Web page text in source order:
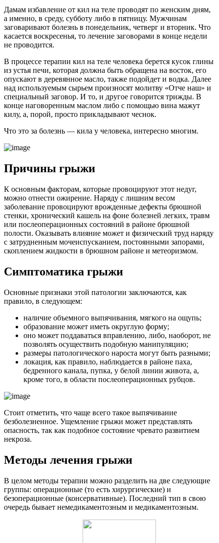
Дамам избавление от кил на теле проводят по женским дням,
а именно, в среду, субботу либо в пятницу. Мужчинам
заговаривают болезнь в понедельник, четверг и вторник. Что
касается воскресенья, то лечение заговорами в конце недели
не проводится.
В процессе терапии кил на теле человека берется кусок глины
из устья печи, которая должна быть обращена на восток, его
опускают в деревянное масло, также подойдет и водка. Далее
над используемым сырьем произносят молитву «Отче наш» и
специальный заговор. И то, и другое говорится трижды. В
конце наговоренным маслом либо с помощью вина мажут
килу, а, порой, просто прикладывают чеснок.
Что это за болезнь — кила у человека, интересно многим.
Причины грыжи
К основным факторам, которые провоцируют этот недуг,
можно отнести ожирение. Наряду с лишним весом
заболевание провоцируют врожденные дефекты брюшной
стенки, хронический кашель на фоне болезней легких, травм
или послеоперационных состояний в районе брюшной
полости. Оказывать влияние может и физический труд наряду
с затрудненным мочеиспусканием, постоянными запорами,
скоплением жидкости в брюшном районе и метеоризмом.
Симптоматика грыжи
Основные признаки этой патологии заключаются, как
правило, в следующем:
наличие объемного выпячивания, мягкого на ощупь;
образование может иметь округлую форму;
оно может поддаваться вправлению, либо, наоборот, не
позволять осуществить подобную манипуляцию;
размеры патологического нароста могут быть разными;
локация, как правило, наблюдается в районе паха,
бедренного канала, пупка, у белой линии живота, а,
кроме того, в области послеоперационных рубцов.
Стоит отметить, что чаще всего такое выпячивание
безболезненное. Ущемление грыжи может представлять
опасность, так как подобное состояние чревато развитием
некроза.
Методы лечения грыжи
В целом методы терапии можно разделить на две следующие
группы: операционные (то есть хирургические) и
безоперационные (консервативные). Последний тип в свою
очередь бывает немедикаментозным и медикаментозным.